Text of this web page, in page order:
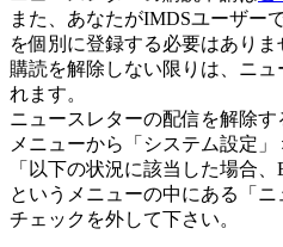
また、あなたがIMDSユーザー
を個別に登録する必要はありま
購読を解除しない限りは、ニ
れます。
ニュースレターの配信を解除
メニューから「システム設定」
「以下の状況に該当した場合
というメニューの中にある「
チェックを外して下さい。